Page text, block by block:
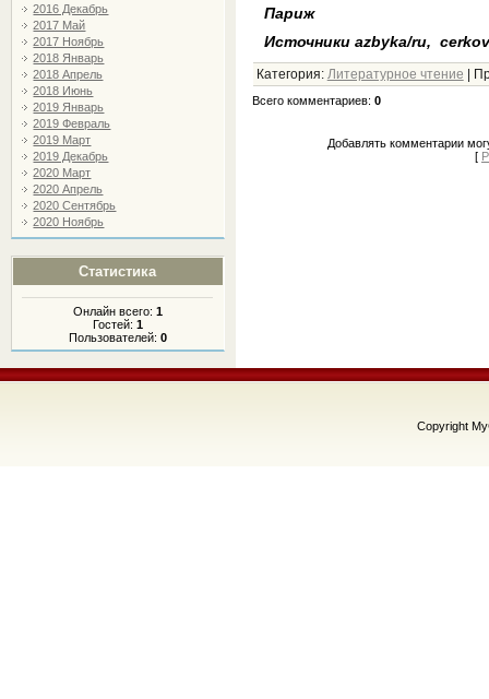
2016 Декабрь
2017 Май
2017 Ноябрь
2018 Январь
2018 Апрель
2018 Июнь
2019 Январь
2019 Февраль
2019 Март
2019 Декабрь
2020 Март
2020 Апрель
2020 Сентябрь
2020 Ноябрь
Статистика
Онлайн всего: 1
Гостей: 1
Пользователей: 0
Париж
Источники azbyka/ru,
Категория: Литературное чтение |
Всего комментариев: 0
Добавлять комментарии
[
Copyright